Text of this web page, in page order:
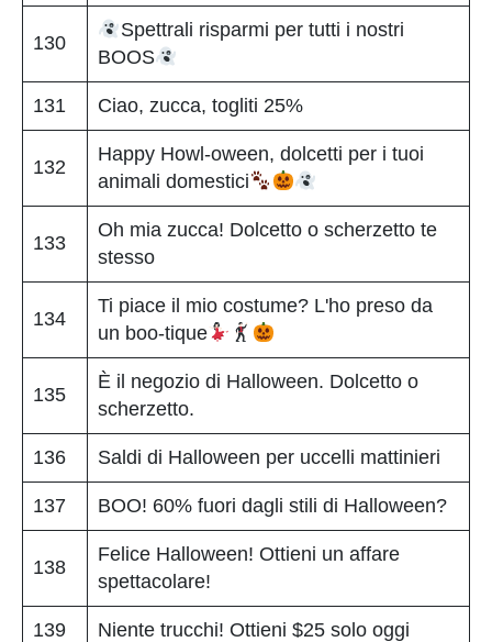
130
Spettrali risparmi per tutti i nostri
BOOS
131 Ciao, zucca, togliti 25%
132
Happy Howl-oween, dolcetti per i tuoi
animali domestici
133
Oh mia zucca! Dolcetto o scherzetto te
stesso
134
Ti piace il mio costume? L'ho preso da
un boo-tique
135
È il negozio di Halloween. Dolcetto o
scherzetto.
136 Saldi di Halloween per uccelli mattinieri
137 BOO! 60% fuori dagli stili di Halloween?
138
Felice Halloween! Ottieni un affare
spettacolare!
139 Niente trucchi! Ottieni $25 solo oggi